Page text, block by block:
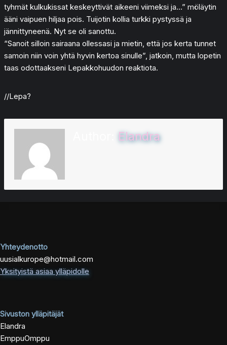
tyhmät kulkukissat keskeyttivät aikeeni viimeksi ja…” möläytin
ääni vaipuen hiljaa pois. Tuijotin kollia turkki pystyssä ja
jännittyneenä. Nyt se oli sanottu.
“Sanoit silloin sairaana ollessasi ja mietin, että jos kerta tunnet
samoin niin voin yhtä hyvin kertoa sinulle”, jatkoin, mutta lopetin
taas odottaakseni Lepakkohuudon reaktiota.
//Lepa?
Elandra
Yhteydenotto
uusialkurope@hotmail.com
Yksityistä asiaa ylläpidolle
Sivuston ylläpitäjät
Elandra
EmppuOmppu